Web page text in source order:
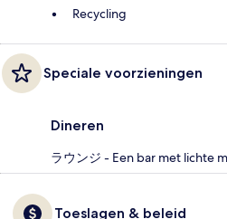
Recycling
Speciale voorzieningen
Dineren
ラウンジ - Een bar met lichte
Toeslagen & beleid